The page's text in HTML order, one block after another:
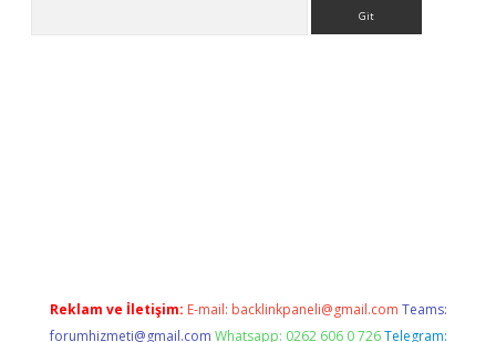
Reklam ve İletişim: E-mail: backlinkpaneli@gmail.com Teams:
forumhizmeti@gmail.com Whatsapp: 0262 606 0 726 Telegram: